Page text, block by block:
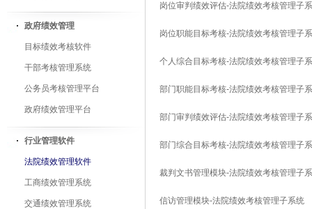
政府绩效管理
目标绩效考核软件
干部考核管理系统
公务员考核管理平台
政府绩效管理平台
行业管理软件
法院绩效管理软件
工商绩效管理系统
交通绩效管理系统
岗位审判绩效评估-法院绩效考核管理子
岗位职能目标考核-法院绩效考核管理子
个人综合目标考核-法院绩效考核管理子
部门职能目标考核-法院绩效考核管理子
部门审判绩效评估-法院绩效考核管理子
部门综合目标考核-法院绩效考核管理子
裁判文书管理模块-法院绩效考核管理子
信访管理模块-法院绩效考核管理子系统